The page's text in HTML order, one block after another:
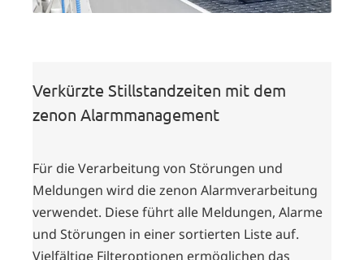
Verkürzte Stillstandzeiten mit dem
zenon Alarmmanagement
Für die Verarbeitung von Störungen und
Meldungen wird die zenon Alarmverarbeitung
verwendet. Diese führt alle Meldungen, Alarme
und Störungen in einer sortierten Liste auf.
Vielfältige Filteroptionen ermöglichen das